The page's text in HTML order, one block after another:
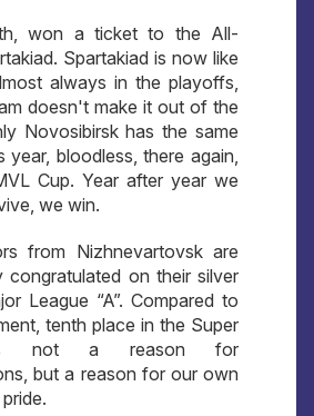
won a ticket to the All-
Spartakiad is now like
always in the playoffs,
doesn't make it out of the
Novosibirsk has the same
year, bloodless, there again,
Cup. Year after year we
we win.
from Nizhnevartovsk are
congratulated on their silver
League “A”. Compared to
tenth place in the Super
not a reason for
but a reason for our own